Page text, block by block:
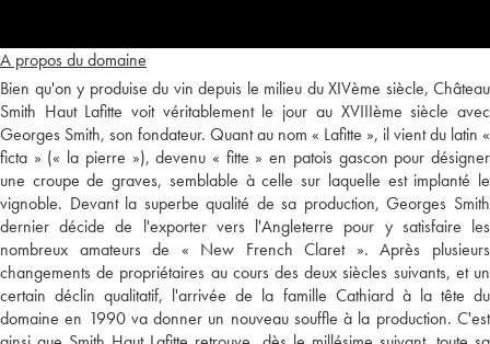
A propos du domaine
Bien qu'on y produise du vin depuis le milieu du XIVème siècle, Château
Smith Haut Lafitte voit véritablement le jour au XVIIIème siècle avec
Georges Smith, son fondateur. Quant au nom « Lafitte », il vient du latin «
ficta » (« la pierre »), devenu « fitte » en patois gascon pour désigner
une croupe de graves, semblable à celle sur laquelle est implanté le
vignoble. Devant la superbe qualité de sa production, Georges Smith
dernier décide de l'exporter vers l'Angleterre pour y satisfaire les
nombreux amateurs de « New French Claret ». Après plusieurs
changements de propriétaires au cours des deux siècles suivants, et un
certain déclin qualitatif, l'arrivée de la famille Cathiard à la tête du
domaine en 1990 va donner un nouveau souffle à la production. C'est